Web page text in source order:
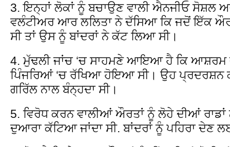
3. ਇਨ੍ਹਾਂ ਲੋਕਾਂ ਨੂੰ ਬਚਾਉਣ ਵਾਲੀ ਐਨਜੀਓ ਸੋਸ਼ਲ
ਵਲੰਟੀਅਰ ਆਰ ਲਲਿਤਾ ਨੇ ਦੱਸਿਆ ਕਿ ਜਦੋਂ ਇੱਕ
ਸੀ ਤਾਂ ਉਸ ਨੂੰ ਬਾਂਦਰਾਂ ਨੇ ਕੱਟ ਲਿਆ ਸੀ।
4. ਮੁੱਢਲੀ ਜਾਂਚ ‘ਚ ਸਾਹਮਣੇ ਆਇਆ ਹੈ ਕਿ ਆਸ਼ਰਮ
ਪਿੰਜਰਿਆਂ ‘ਚ ਰੱਖਿਆ ਹੋਇਆ ਸੀ। ਉਹ ਪ੍ਰਦਰਸ਼ਨ
ਗਰਿੱਲ ਨਾਲ ਬੰਨ੍ਹਦਾ ਸੀ।
5. ਵਿਰੋਧ ਕਰਨ ਵਾਲੀਆਂ ਔਰਤਾਂ ਨੂੰ ਲੋਹੇ ਦੀਆਂ
ਦੁਆਰਾ ਕੱਟਿਆ ਜਾਂਦਾ ਸੀ. ਬਾਂਦਰਾਂ ਨੂੰ ਪਹਿਰਾ ਦੇਣ